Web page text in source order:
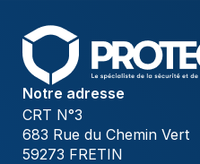
Notre adresse
CRT N°3
683 Rue du Chemin Vert
59273 FRETIN